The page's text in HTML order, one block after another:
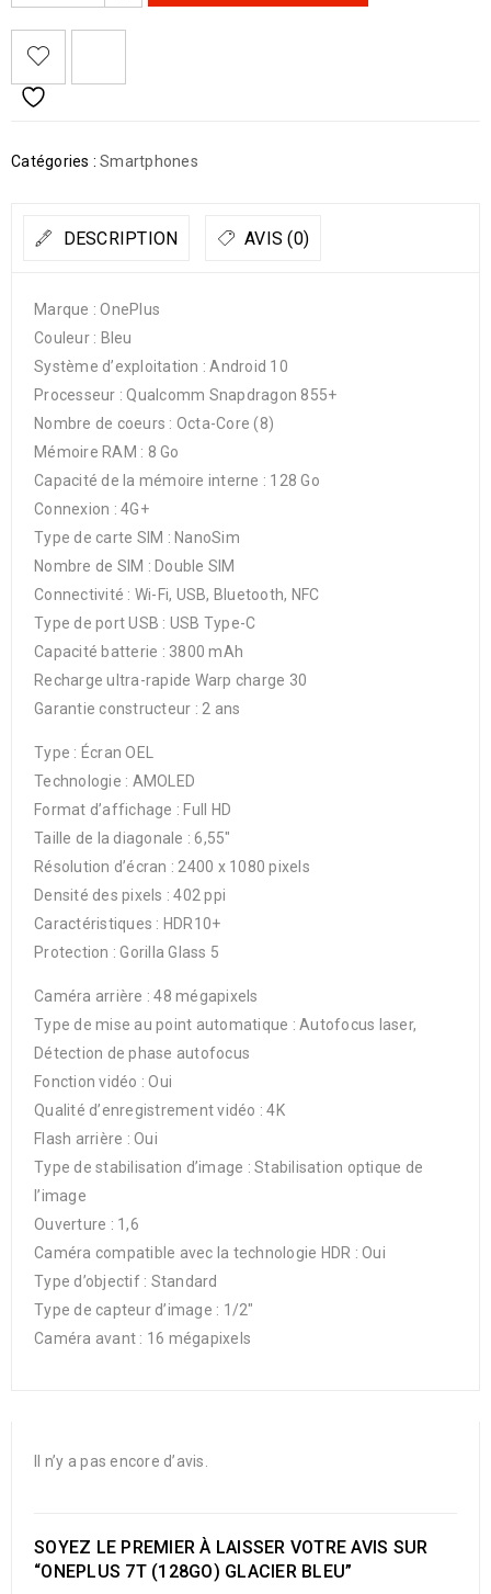
Catégories : Smartphones
DESCRIPTION AVIS (0)
Marque : OnePlus
Couleur : Bleu
Système d’exploitation : Android 10
Processeur : Qualcomm Snapdragon 855+
Nombre de coeurs : Octa-Core (8)
Mémoire RAM : 8 Go
Capacité de la mémoire interne : 128 Go
Connexion : 4G+
Type de carte SIM : NanoSim
Nombre de SIM : Double SIM
Connectivité : Wi-Fi, USB, Bluetooth, NFC
Type de port USB : USB Type-C
Capacité batterie : 3800 mAh
Recharge ultra-rapide Warp charge 30
Garantie constructeur : 2 ans
Type : Écran OEL
Technologie : AMOLED
Format d’affichage : Full HD
Taille de la diagonale : 6,55″
Résolution d’écran : 2400 x 1080 pixels
Densité des pixels : 402 ppi
Caractéristiques : HDR10+
Protection : Gorilla Glass 5
Caméra arrière : 48 mégapixels
Type de mise au point automatique : Autofocus laser,
Détection de phase autofocus
Fonction vidéo : Oui
Qualité d’enregistrement vidéo : 4K
Flash arrière : Oui
Type de stabilisation d’image : Stabilisation optique de
l’image
Ouverture : 1,6
Caméra compatible avec la technologie HDR : Oui
Type d’objectif : Standard
Type de capteur d’image : 1/2″
Caméra avant : 16 mégapixels
Il n’y a pas encore d’avis.
SOYEZ LE PREMIER À LAISSER VOTRE AVIS SUR
“ONEPLUS 7T (128GO) GLACIER BLEU”